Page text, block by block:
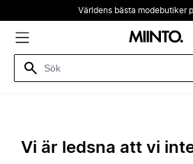
Världens bästa modebutiker
Vi är ledsna att vi